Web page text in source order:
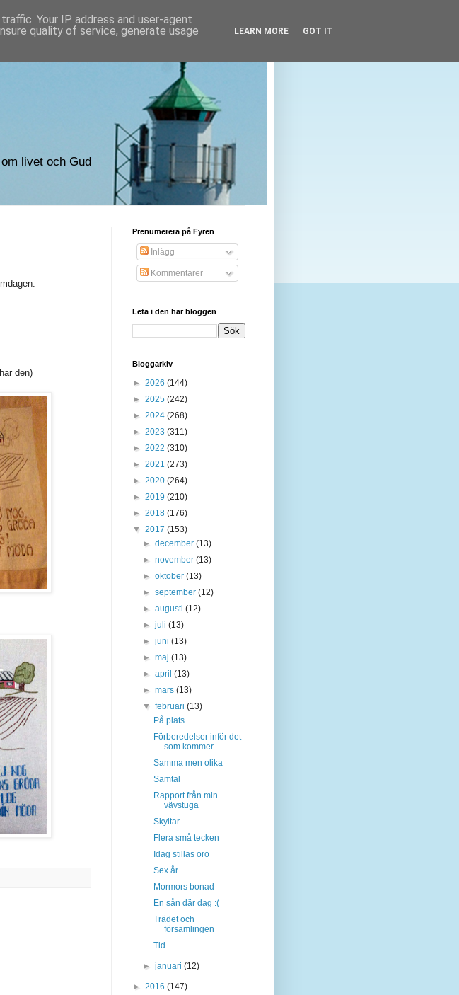
livet och Gud
den)
Prenumerera på Fyren
Inlägg
Kommentarer
Leta i den här bloggen
Bloggarkiv
► 2026 (144)
► 2025 (242)
► 2024 (268)
► 2023 (311)
► 2022 (310)
► 2021 (273)
► 2020 (264)
► 2019 (210)
► 2018 (176)
▼ 2017 (153)
►december(13)
►november(13)
►oktober(13)
►september(12)
►augusti(12)
►juli(13)
►juni(13)
►maj(13)
►april(13)
►mars(13)
▼februari(13)
På plats
Förberedelser inför det
som kommer
Samma men olika
Samtal
Rapport från min
vävstuga
Skyltar
Flera små tecken
Idag stillas oro
Sex år
Mormors bonad
En sån där dag :(
Trädet och
församlingen
Tid
►januari(12)
► 2016 (147)
Your IP address and user-agent
quality of service, generate usage
LEARN MORE GOT IT